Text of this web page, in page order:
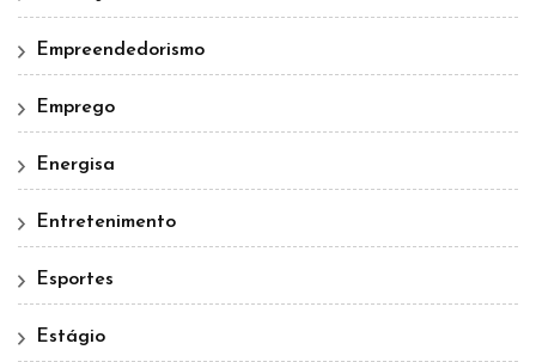
Empreendedorismo
Emprego
Energisa
Entretenimento
Esportes
Estágio